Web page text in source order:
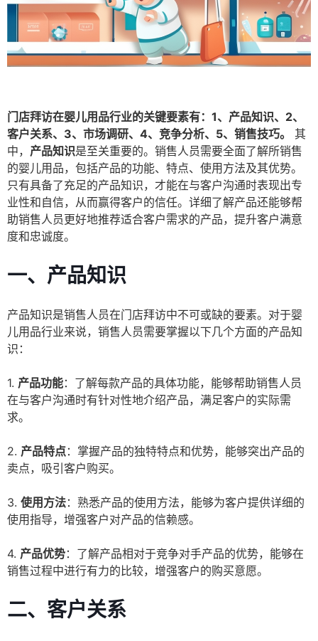
门店拜访在婴儿用品行业的关键要素有：1、产品知识、2、
客户关系、3、市场调研、4、竞争分析、5、销售技巧。
其
中， 产品知识是至关重要的。销售人员需要全面了解所销售
的婴儿用品，包括产品的功能、特点、使用方法及其优势。
只有具备了充足的产品知识，才能在与客户沟通时表现出专
业性和自信，从而赢得客户的信任。详细了解产品还能够帮
助销售人员更好地推荐适合客户需求的产品，提升客户满意
度和忠诚度。
一、产品知识
产品知识是销售人员在门店拜访中不可或缺的要素。对于婴
儿用品行业来说，销售人员需要掌握以下几个方面的产品知
识：
1. 产品功能：了解每款产品的具体功能，能够帮助销售人员
在与客户沟通时有针对性地介绍产品，满足客户的实际需
求。
2. 产品特点：掌握产品的独特特点和优势，能够突出产品的
卖点，吸引客户购买。
3. 使用方法：熟悉产品的使用方法，能够为客户提供详细的
使用指导，增强客户对产品的信赖感。
4. 产品优势：了解产品相对于竞争对手产品的优势，能够在
销售过程中进行有力的比较，增强客户的购买意愿。
二、客户关系